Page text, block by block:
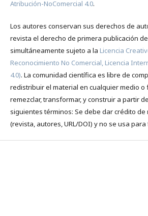
Atribución-NoComercial 4.0.
Los autores conservan sus derechos de
revista el derecho de primera publicación
simultáneamente sujeto a la Licencia
Reconocimiento No Comercial, Licencia
4.0). La comunidad científica es libre de
redistribuir el material en cualquier medio o
remezclar, transformar, y construir a partir
siguientes términos: Se debe dar crédito
(revista, autores, URL/DOI) y no se usa